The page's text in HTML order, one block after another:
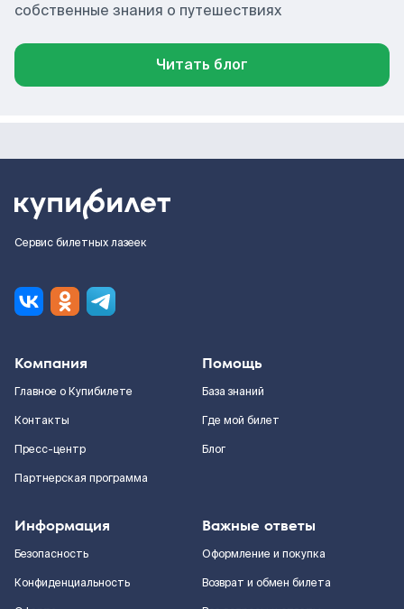
собственные знания о путешествиях
Читать блог
Сервис билетных лазеек
Компания
Главное о Купибилете
Контакты
Пресс-центр
Партнерская программа
Помощь
База знаний
Где мой билет
Блог
Информация
Безопасность
Конфиденциальность
Важные ответы
Оформление и покупка
Возврат и обмен билета